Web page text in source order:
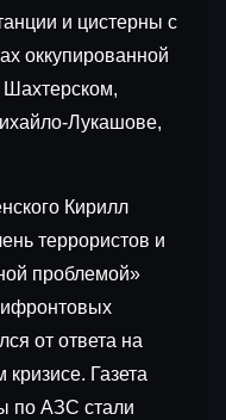
и цистерны с
оккупированной
Лукашове,
Кирилл
террористов и
проблемой»
от ответа на
Газета
по АЗС стали